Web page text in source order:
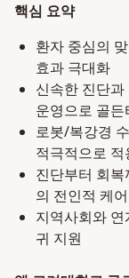
핵심 요약
환자 중심의
효과 극대화
신속한 진단
운영으로 골든
로봇/복강경
적극적으로 적
진단부터 회
의 전인적 케어
지역사회와
귀 지원